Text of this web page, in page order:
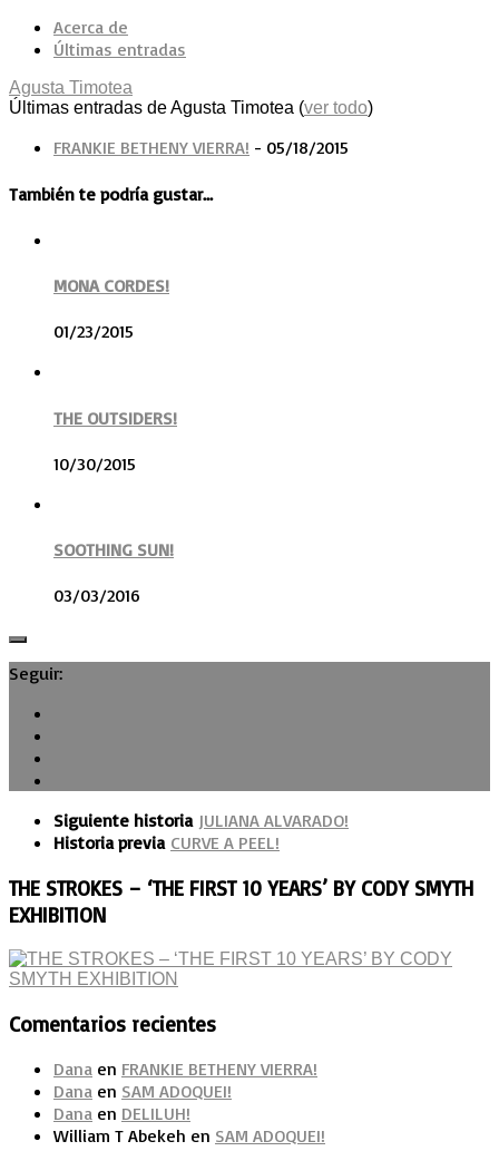
Acerca de
Últimas entradas
Agusta Timotea
Últimas entradas de Agusta Timotea (ver todo)
FRANKIE BETHENY VIERRA! - 05/18/2015
También te podría gustar...
MONA CORDES!
01/23/2015
THE OUTSIDERS!
10/30/2015
SOOTHING SUN!
03/03/2016
Seguir:
Siguiente historia JULIANA ALVARADO!
Historia previa CURVE A PEEL!
THE STROKES – ‘THE FIRST 10 YEARS’ BY CODY SMYTH
EXHIBITION
Comentarios recientes
Dana en FRANKIE BETHENY VIERRA!
Dana en SAM ADOQUEI!
Dana en DELILUH!
William T Abekeh en SAM ADOQUEI!